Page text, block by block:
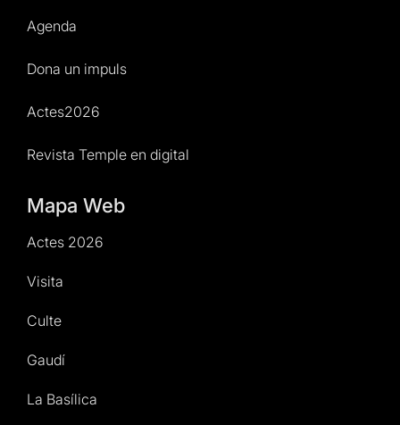
Agenda
Dona un impuls
Actes2026
Revista Temple en digital
Mapa Web
Actes 2026
Visita
Culte
Gaudí
La Basílica